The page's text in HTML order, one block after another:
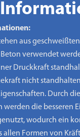
aus
verwendet
Druckkraft
nicht
Durch
werden die besseren
wodurch ein
allen Formen von